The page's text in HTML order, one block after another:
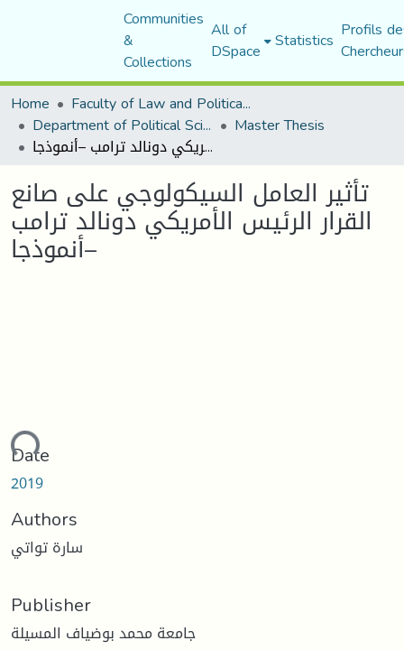
Communities
&
Collections
All of
DSpace Statistics Profils
Home
Faculty of Law and Political Science
Department of Political Sciences Master Thesis
تأثير العامل السيكولوجي على صانع القرار الرئيس الأمريكي دونالد ترامب –أنموذجا
تأثير العامل السيكولوجي على صانع
القرار الرئيس الأمريكي دونالد ترامب
–أنموذجا
Date
2019
Authors
سارة تواتي
Publisher
جامعة محمد بوضياف المسيلة